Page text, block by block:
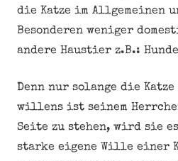
die Katze im Allgemeinen
Besonderen weniger
andere Haustier z.B.:
Denn nur solange die
willens ist seinem
Seite zu stehen, wird sie
starke eigene Wille einer